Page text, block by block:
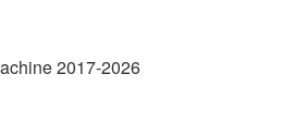
2017-2026